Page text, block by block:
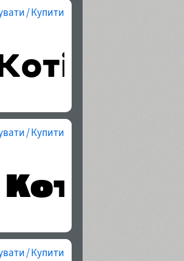
/ Купити
/ Купити
/ Купити